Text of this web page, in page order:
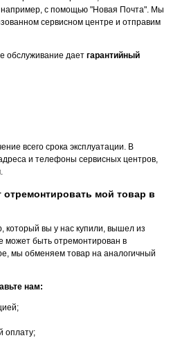
например, с помощью "Новая Почта". Мы
сервисном центре и отправим
обслуживание дает гарантийный
всего срока эксплуатации. В
и телефоны сервисных центров,
мой товар в
который вы у нас купили, вышел из
может быть отремонтирован в
мы обменяем товар на аналогичный
нам:
оплату;